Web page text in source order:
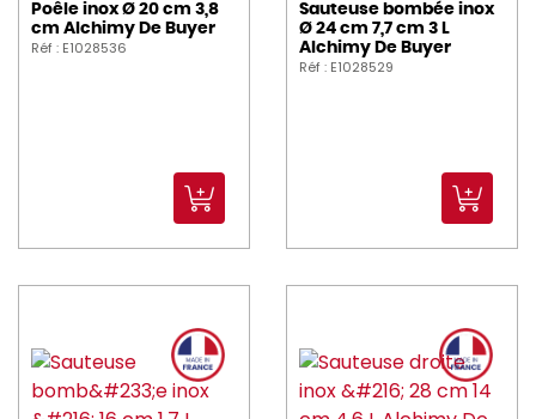
Poêle inox Ø 20 cm 3,8
cm Alchimy De Buyer
Réf : E1028536
Sauteuse bombée inox
Ø 24 cm 7,7 cm 3 L
Alchimy De Buyer
Réf : E1028529